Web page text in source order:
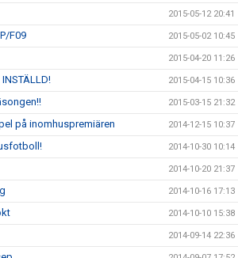
2015-05-12 20:41
F09 2015-05-02 10:45
2015-04-20 11:26
2015-04-15 10:36
2015-03-15 21:32
på inomhuspremiären 2014-12-15 10:37
2014-10-30 10:14
2014-10-20 21:37
2014-10-16 17:13
2014-10-10 15:38
2014-09-14 22:36